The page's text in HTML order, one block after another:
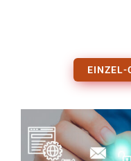
EINZEL-